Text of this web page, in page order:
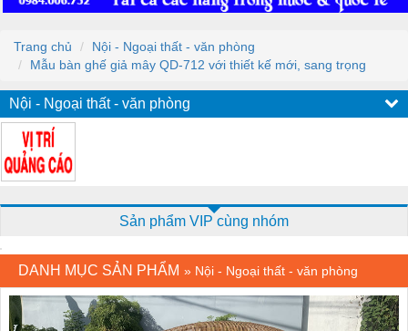
Trang chủ
Nội - Ngoại thất - văn phòng
Mẫu bàn ghế giả mây QD-712 với thiết kế mới, sang trọng
Nội - Ngoại thất - văn phòng
Sản phẩm VIP cùng nhóm
DANH MỤC SẢN PHẨM » Nội - Ngoại thất - văn phòng